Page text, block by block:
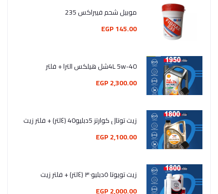
موبيل شحم فيبراكس 235
145.00 EGP
4L 5w-40شل هيلكس الترا + فلتر
2,300.00 EGP
زيت توتال كوارتز 5دبليو40 (٤لتر) + فلتر زيت
2,100.00 EGP
زيت تويوتا ٥دبليو٣٠ (٤لتر) + فلتر زيت
2,000.00 EGP